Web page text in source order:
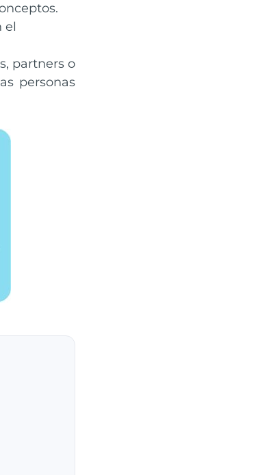
el
partners o
personas